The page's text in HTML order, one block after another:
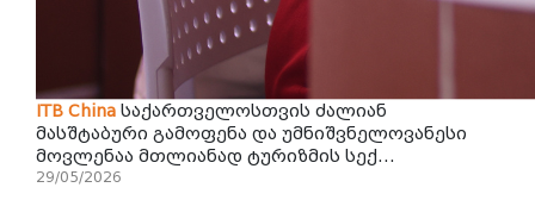
ITB China საქართველოსთვის ძალიან
მასშტაბური გამოფენა და უმნიშვნელოვანესი
მოვლენაა მთლიანად ტურიზმის სექ...
29/05/2026